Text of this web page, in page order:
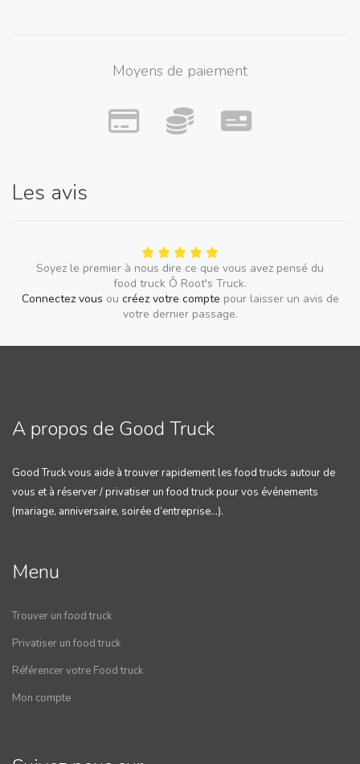
Moyens de paiement
Les avis
Soyez le premier à nous dire ce que vous avez pensé du
food truck Ô Root's Truck.
Connectez vous ou créez votre compte pour laisser un avis de
votre dernier passage.
A propos de Good Truck
Good Truck vous aide à trouver rapidement les food trucks autour de
vous et à réserver / privatiser un food truck pour vos événements
(mariage, anniversaire, soirée d’entreprise…).
Menu
Trouver un food truck
Privatiser un food truck
Référencer votre Food truck
Mon compte